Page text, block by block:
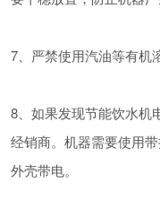
7、严禁使用汽油等有机
8、如果发现节能饮水机
经销商。机器需要使用
外壳带电。